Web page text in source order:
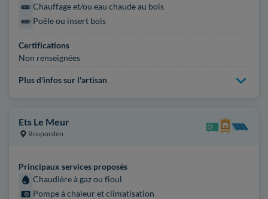
Chauffage et/ou eau chaude au bois
Poêle ou insert bois
Certifications
Non renseignées
Plus d'infos sur l'artisan
Ets Le Meur
Rosporden
Principaux services proposés
Chaudière à gaz ou fioul
Pompe à chaleur et climatisation